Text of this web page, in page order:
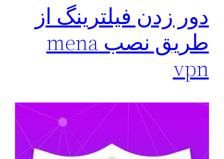
دور زدن فیلترینگ از
طریق نصب mena
vpn